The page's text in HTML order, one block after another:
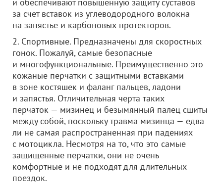
за счет вставок из углеводородного волокна
на запястье и карбоновых протекторов.
2. Спортивные. Предназначены для скоростных
гонок. Пожалуй, самые безопасные
и многофункциональные. Преимущественно это
кожаные перчатки с защитными вставками
в зоне костяшек и фаланг пальцев, ладони
и запястья. Отличительная черта таких
перчаток — мизинец и безымянный палец сшиты
между собой, поскольку травма мизинца — едва
ли не самая распространенная при падениях
с мотоцикла. Несмотря на то, что это самые
защищенные перчатки, они не очень
комфортные и не подходят для длительных
поездок.